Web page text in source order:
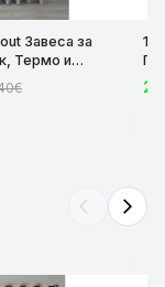
Завеса за
Термо и
с коланче
и
arrow_back_ios arrow_forward_ios